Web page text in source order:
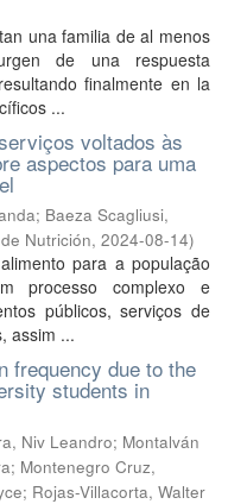
una familia de al menos
de una respuesta
finalmente en la
...
voltados às
aspectos para uma
; Baeza Scagliusi,
Nutrición, 2024-08-14)
para a população
processo complexo e
públicos, serviços de
assim ...
frequency due to the
students in
Niv Leandro; Montalván
; Montenegro Cruz,
; Rojas-Villacorta, Walter